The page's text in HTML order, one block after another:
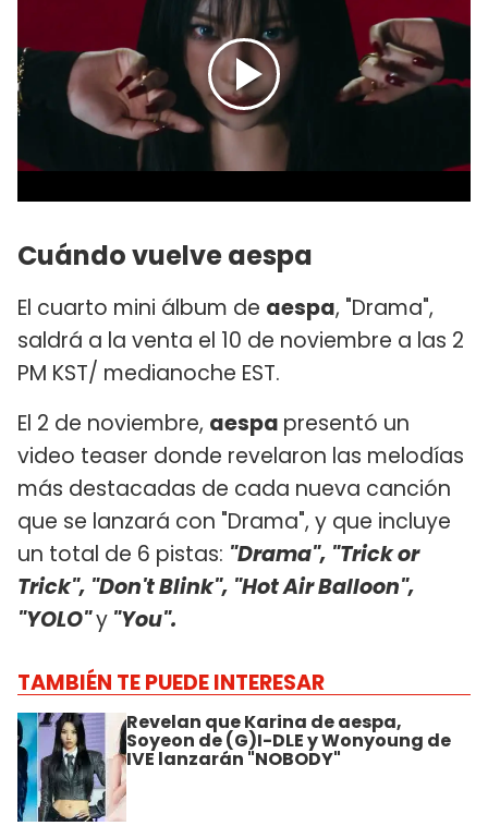
Cuándo vuelve aespa
El cuarto mini álbum de aespa, "Drama",
saldrá a la venta el 10 de noviembre a las 2
PM KST/ medianoche EST.
El 2 de noviembre, aespa presentó un
video teaser donde revelaron las melodías
más destacadas de cada nueva canción
que se lanzará con "Drama", y que incluye
un total de 6 pistas: "Drama", "Trick or
Trick", "Don't Blink", "Hot Air Balloon",
"YOLO"y "You".
TAMBIÉN TE PUEDE INTERESAR
Revelan que Karina de aespa,
Soyeon de (G)I-DLE y Wonyoung de
IVE lanzarán "NOBODY"